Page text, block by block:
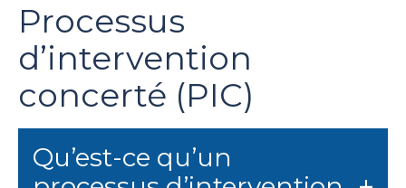
Processus
d’intervention
concerté (PIC)
Qu’est-ce qu’un